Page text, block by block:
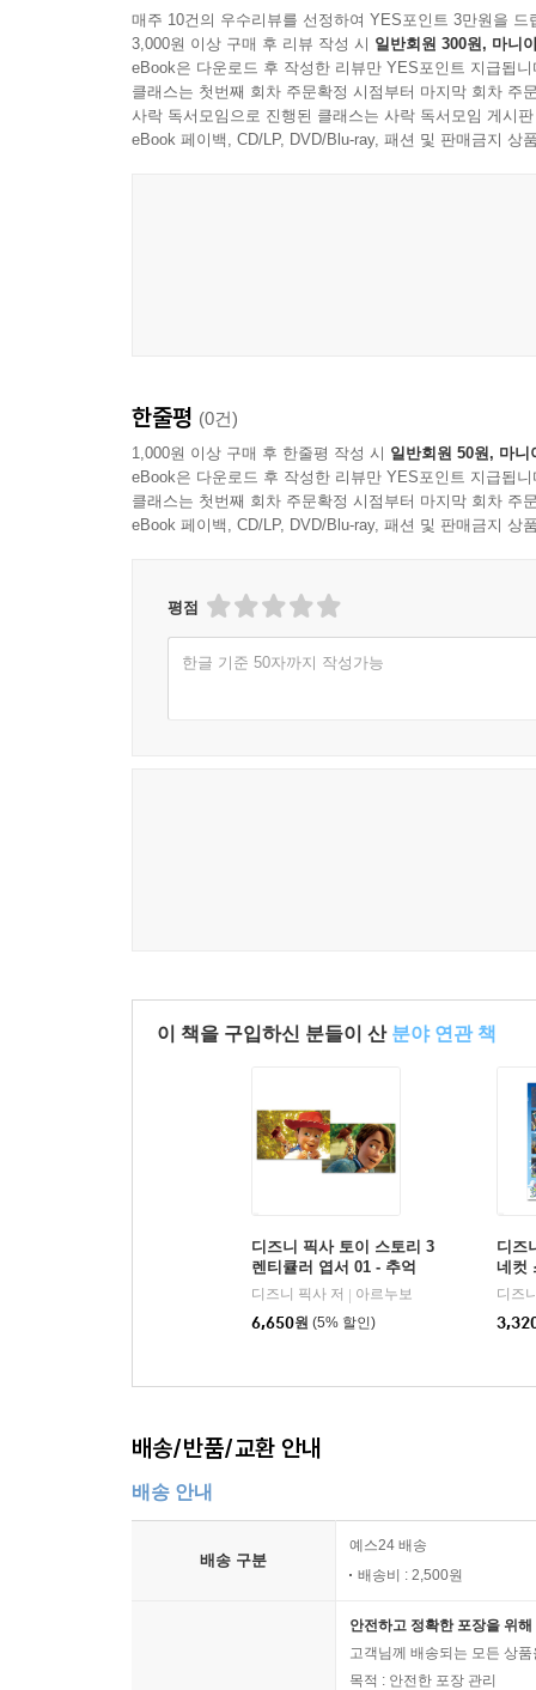
매주 10건의 우수리뷰를 선정하여 YES포인트 3만원을 드
3,000원 이상 구매 후 리뷰 작성 시 일반회원 300원, 마니
eBook은 다운로드 후 작성한 리뷰만 YES포인트 지급됩니
클래스는 첫번째 회차 주문확정 시점부터 마지막 회차 주
사락 독서모임으로 진행된 클래스는 사락 독서모임 게시
eBook 페이백, CD/LP, DVD/Blu-ray, 패션 및 판매금지 상
한줄평 (0건)
1,000원 이상 구매 후 한줄평 작성 시 일반회원 50원, 마니
eBook은 다운로드 후 작성한 리뷰만 YES포인트 지급됩니
클래스는 첫번째 회차 주문확정 시점부터 마지막 회차 주
eBook 페이백, CD/LP, DVD/Blu-ray, 패션 및 판매금지 상
평점
한글 기준 50자까지 작성가능
이 책을 구입하신 분들이 산 분야 연관 책
디즈니 픽사 토이 스토리 3
렌티큘러 엽서 01 - 추억
디즈니 픽사 저 | 아르누보
6,650원 (5% 할인)
디즈
네컷
버즈
디즈
배송/반품/교환 안내
배송 안내
배송 구분
예스24 배송
배송비 : 2,500원
안전하고 정확한 포장을 위
고객님께 배송되는 모든 상
목적 : 안전한 포장 관리